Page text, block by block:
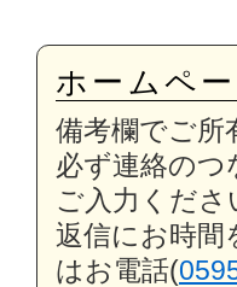
ホームペ
備考欄でご所
必ず連絡のつ
ご入力くださ
返信にお時間
はお電話(